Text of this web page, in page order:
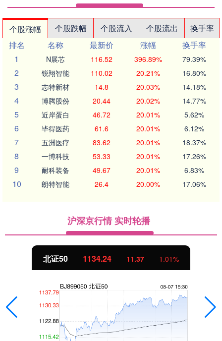
个股涨幅 个股跌幅 个股流入 个股流出
换手率
排名
名称 最新价 涨幅
换手率
1
N展芯 116.52 396.89% 79.39%
2 锐翔智能 110.02 20.21% 16.80%
3 志特新材 14.8 20.03% 14.18%
4 博腾股份 20.44 20.02% 14.77%
5 近岸蛋白 46.72 20.01% 5.62%
6 毕得医药 61.6 20.01% 6.12%
7 五洲医疗 83.62 20.01% 18.37%
8 一博科技 53.33 20.01% 17.26%
9 耐科装备 49.67 20.01% 6.83%
10 朗特智能 26.4 20.00% 17.06%
沪深京行情 实时轮播
创业板指 3563.12 47.56 1.35%